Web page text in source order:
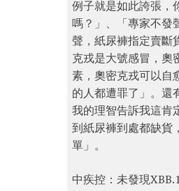
例子就是如此誇張，
嗎？」、「專家不發
聲，紙尿褲指定賣斷
克戎是大號感冒，奧
素，奧密克戎可以自
的人都遭罪了」。還
我的理智告訴我這肯
到紙尿褲到處都缺貨
單」。
中疾控：未發現